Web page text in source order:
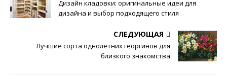
Дизайн кладовки: оригинальные идеи для
дизайна и выбор подходящего стиля
СЛЕДУЮЩАЯ
Лучшие сорта однолетних георгинов для
близкого знакомства